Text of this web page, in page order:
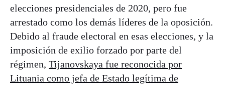
elecciones presidenciales de 2020, pero fue
arrestado como los demás líderes de la oposición.
Debido al fraude electoral en esas elecciones, y la
imposición de exilio forzado por parte del
régimen, Tijanovskaya fue reconocida por
Lituania como jefa de Estado legítima de